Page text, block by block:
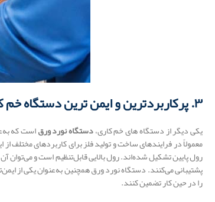
۳. پرکاربردترین و ایمن ترین دستگاه خم کاری؛ دستگاه نورد ورق
یکی دیگر از دستگاه های خم کاری،دستگاه نورد ورقاست که
معمولاً در فرایندهای ساخت و تولید فلز برای کاربردهای
رول پایین تشکیل شده‌اند. رول بالایی قابل‌تنظیم است و
پشتیبانی می‌کنند. دستگاه نورد ورق همچنین به‌عنوان یکی از
را در حین کار تضمین کنند.